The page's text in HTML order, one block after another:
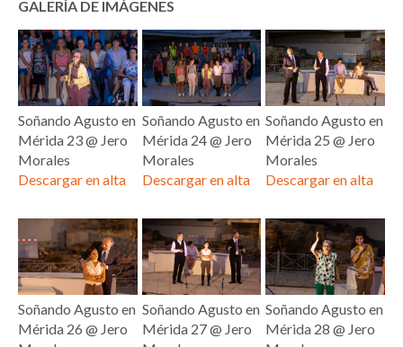
GALERÍA DE IMÁGENES
Soñando Agusto en
Mérida 23 @ Jero
Morales
Descargar en alta
Soñando Agusto en
Mérida 24 @ Jero
Morales
Descargar en alta
Soñando Agusto en
Mérida 25 @ Jero
Morales
Descargar en alta
Soñando Agusto en
Mérida 26 @ Jero
Soñando Agusto en
Mérida 27 @ Jero
Soñando Agusto en
Mérida 28 @ Jero